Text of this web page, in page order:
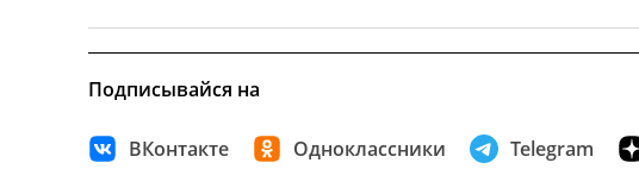
Подписывайся на
ВКонтакте Одноклассники Telegram